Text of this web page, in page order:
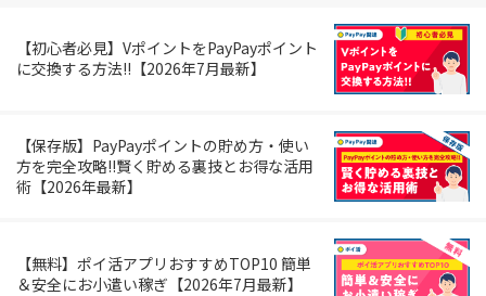
【初心者必見】VポイントをPayPayポイント
に交換する方法!!【2026年7月最新】
【保存版】PayPayポイントの貯め方・使い
方を完全攻略!!賢く貯める裏技とお得な活用
術【2026年最新】
【無料】ポイ活アプリおすすめTOP10 簡単
＆安全にお小遣い稼ぎ【2026年7月最新】